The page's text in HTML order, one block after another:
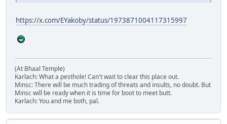
https://x.com/EYakoby/status/1973871004117315997
(At Bhaal Temple)
Karlach: What a pesthole! Can't wait to clear this place out.
Minsc: There will be much trading of threats and insults, no doubt. But
Minsc will be ready when it is time for boot to meet butt.
Karlach: You and me both, pal.